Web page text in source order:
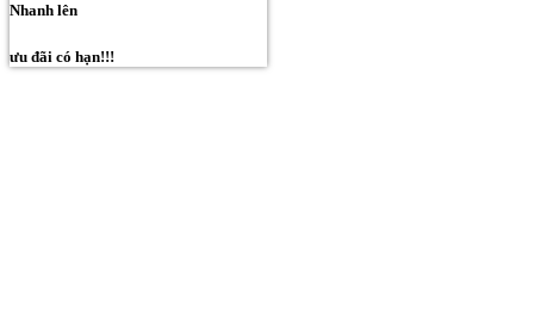
Nhanh lên
ưu đãi có hạn!!!